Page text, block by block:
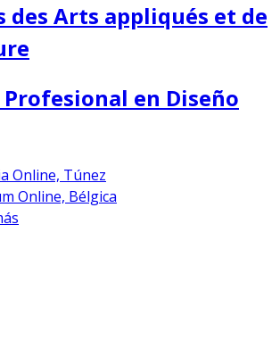
des Arts appliqués et de
en Diseño
Online, Túnez
Online, Bélgica